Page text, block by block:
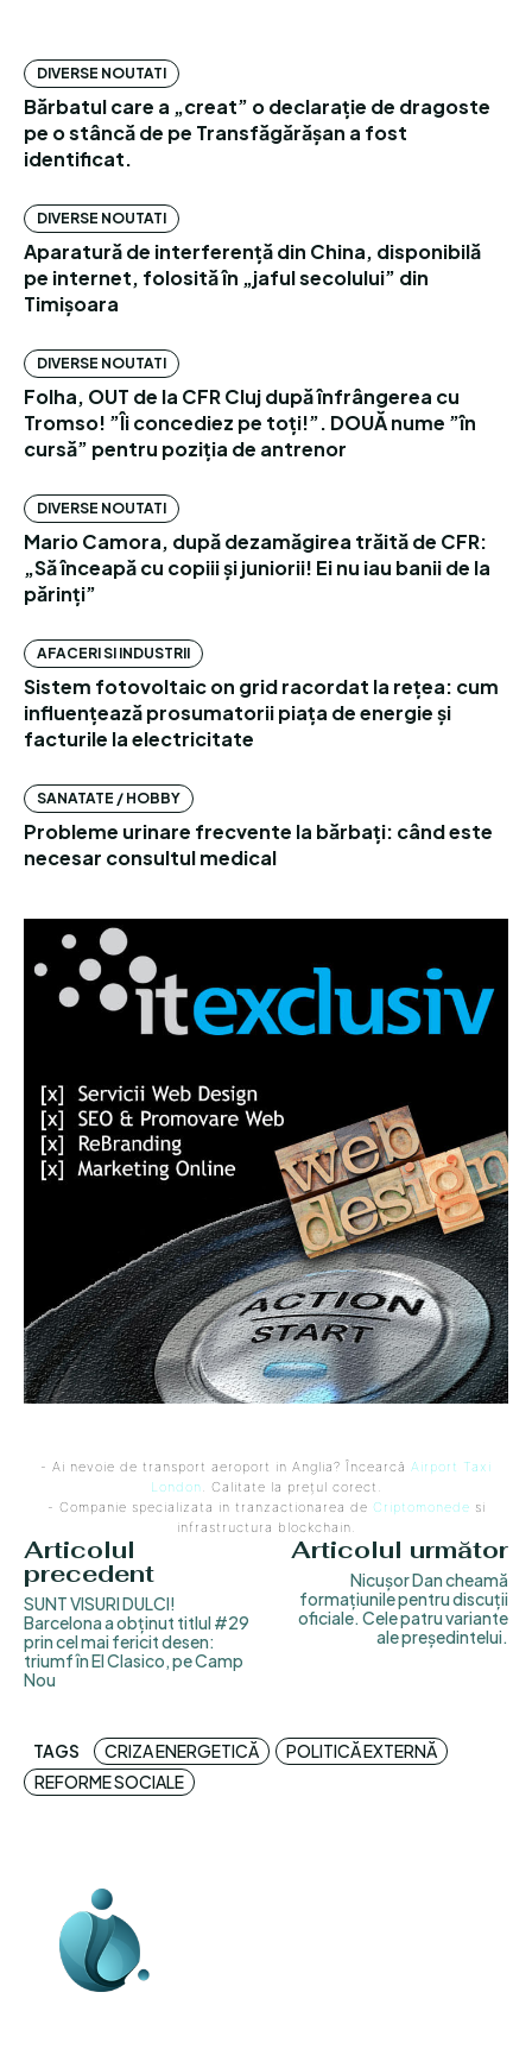
DIVERSE NOUTATI
Bărbatul care a „creat” o declarație de dragoste
pe o stâncă de pe Transfăgărășan a fost
identificat.
DIVERSE NOUTATI
Aparatură de interferență din China, disponibilă
pe internet, folosită în „jaful secolului” din
Timișoara
DIVERSE NOUTATI
Folha, OUT de la CFR Cluj după înfrângerea cu
Tromso! ”Îi concediez pe toți!”. DOUĂ nume ”în
cursă” pentru poziția de antrenor
DIVERSE NOUTATI
Mario Camora, după dezamăgirea trăită de CFR:
„Să înceapă cu copiii și juniorii! Ei nu iau banii de la
părinți”
AFACERI SI INDUSTRII
Sistem fotovoltaic on grid racordat la rețea: cum
influențează prosumatorii piața de energie și
facturile la electricitate
SANATATE / HOBBY
Probleme urinare frecvente la bărbați: când este
necesar consultul medical
- Ai nevoie de transport aeroport in Anglia? Încearcă Airport Taxi
London. Calitate la prețul corect.
- Companie specializata in tranzactionarea de Criptomonede si
infrastructura blockchain.
Articolul
precedent
SUNT VISURI DULCI!
Barcelona a obținut titlul #29
prin cel mai fericit desen:
triumf în El Clasico, pe Camp
Nou
Articolul următor
Nicușor Dan cheamă
formațiunile pentru discuții
oficiale. Cele patru variante
ale președintelui.
TAGS CRIZA ENERGETICĂ
POLITICĂ EXTERNĂ
REFORME SOCIALE